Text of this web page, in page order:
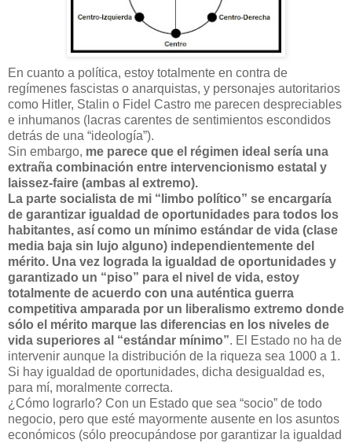
En cuanto a política, estoy totalmente en contra de
regímenes fascistas o anarquistas, y personajes autoritarios
como Hitler, Stalin o Fidel Castro me parecen despreciables
e inhumanos (lacras carentes de sentimientos escondidos
detrás de una “ideología”).
Sin embargo, me parece que el régimen ideal sería una
extraña combinación entre intervencionismo estatal y
laissez-faire (ambas al extremo).
La parte socialista de mi “limbo político” se encargaría
de garantizar igualdad de oportunidades para todos los
habitantes, así como un mínimo estándar de vida (clase
media baja sin lujo alguno) independientemente del
mérito. Una vez lograda la igualdad de oportunidades y
garantizado un “piso” para el nivel de vida, estoy
totalmente de acuerdo con una auténtica guerra
competitiva amparada por un liberalismo extremo donde
sólo el mérito marque las diferencias en los niveles de
vida superiores al “estándar mínimo”. El Estado no ha de
intervenir aunque la distribución de la riqueza sea 1000 a 1.
Si hay igualdad de oportunidades, dicha desigualdad es,
para mí, moralmente correcta.
¿Cómo lograrlo? Con un Estado que sea “socio” de todo
negocio, pero que esté mayormente ausente en los asuntos
económicos (sólo preocupándose por garantizar la igualdad